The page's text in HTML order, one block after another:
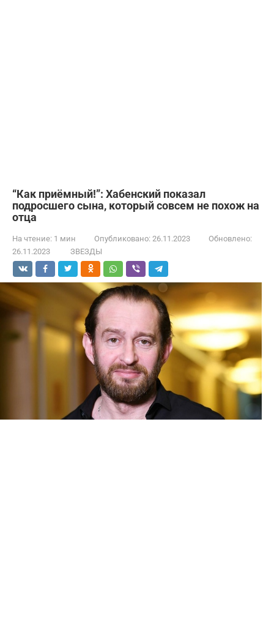
“Как приёмный!”: Хабенский показал
подросшего сына, который совсем не похож на
отца
На чтение: 1 мин Опубликовано: 26.11.2023
Обновлено:
26.11.2023
ЗВЕЗДЫ